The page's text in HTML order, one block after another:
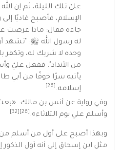
عليّ تلك الليلة، ثم إن
الإسلام، فأصبح غاديًا
جاءه فقال: ماذا عرضت
له رسول الله ﷺ: "تشهد أن
وحده لا شريك له، وتكفر
من الأنداد". ففعل عليّ
يأتيه سرًا خوفًا من أبي
إسلامه.
وفي رواية عن أنس بن مالك:
«
وأسلم علي يوم الثلاثاء»
.
وبهذا أصبح علي أول من أسلم
مثل ابن إسحاق إلى أنه أول الذكور